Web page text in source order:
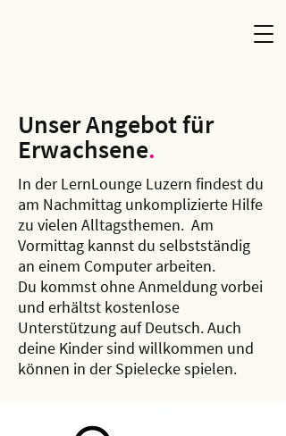
Unser Angebot für
Erwachsene.
In der LernLounge Luzern findest du
am Nachmittag unkomplizierte Hilfe
zu vielen Alltagsthemen. Am
Vormittag kannst du selbstständig
an einem Computer arbeiten.
Du kommst ohne Anmeldung vorbei
und erhältst kostenlose
Unterstützung auf Deutsch. Auch
deine Kinder sind willkommen und
können in der Spielecke spielen.